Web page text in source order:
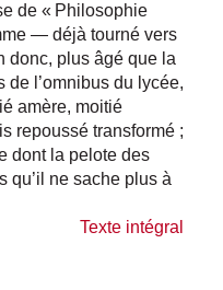
de « Philosophie
— déjà tourné vers
donc, plus âgé que la
de l’omnibus du lycée,
amère, moitié
repoussé transformé ;
dont la pelote des
qu’il ne sache plus à
Texte intégral